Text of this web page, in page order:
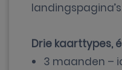
Drie kaarttypes,
3 maanden –